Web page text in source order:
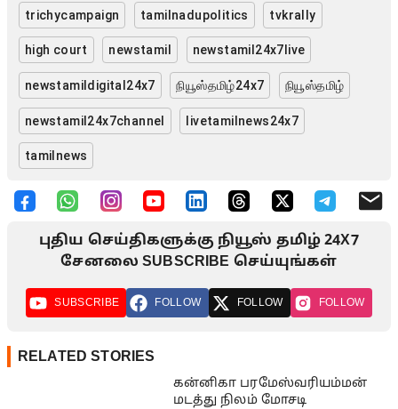
trichycampaign tamilnadupolitics tvkrally
high court newstamil newstamil24x7live
newstamildigital24x7 நியூஸ்தமிழ்24x7 நியூஸ்தமிழ்
newstamil24x7channel livetamilnews24x7
tamilnews
புதிய செய்திகளுக்கு நியூஸ் தமிழ் 24X7
சேனலை SUBSCRIBE செய்யுங்கள்
SUBSCRIBE FOLLOW FOLLOW FOLLOW
RELATED STORIES
கன்னிகா பரமேஸ்வரியம்மன்
மடத்து நிலம் மோசடி